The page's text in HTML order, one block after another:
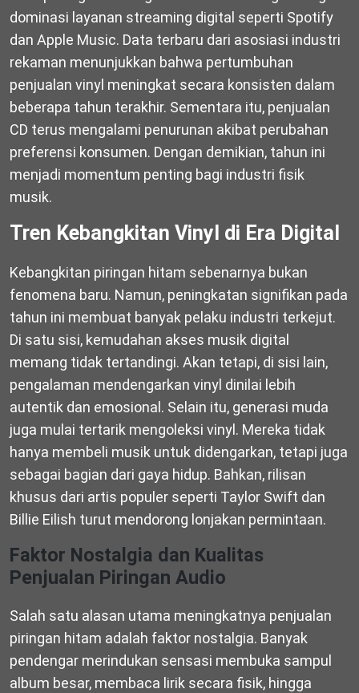
dominasi layanan streaming digital seperti Spotify
dan Apple Music. Data terbaru dari asosiasi industri
rekaman menunjukkan bahwa pertumbuhan
penjualan vinyl meningkat secara konsisten dalam
beberapa tahun terakhir. Sementara itu, penjualan
CD terus mengalami penurunan akibat perubahan
preferensi konsumen. Dengan demikian, tahun ini
menjadi momentum penting bagi industri fisik
musik.
Tren Kebangkitan Vinyl di Era Digital
Kebangkitan piringan hitam sebenarnya bukan
fenomena baru. Namun, peningkatan signifikan pada
tahun ini membuat banyak pelaku industri terkejut.
Di satu sisi, kemudahan akses musik digital
memang tidak tertandingi. Akan tetapi, di sisi lain,
pengalaman mendengarkan vinyl dinilai lebih
autentik dan emosional. Selain itu, generasi muda
juga mulai tertarik mengoleksi vinyl. Mereka tidak
hanya membeli musik untuk didengarkan, tetapi juga
sebagai bagian dari gaya hidup. Bahkan, rilisan
khusus dari artis populer seperti Taylor Swift dan
Billie Eilish turut mendorong lonjakan permintaan.
Faktor Nostalgia dan Kualitas
Penjualan Piringan Audio
Salah satu alasan utama meningkatnya penjualan
piringan hitam adalah faktor nostalgia. Banyak
pendengar merindukan sensasi membuka sampul
album besar, membaca lirik secara fisik, hingga